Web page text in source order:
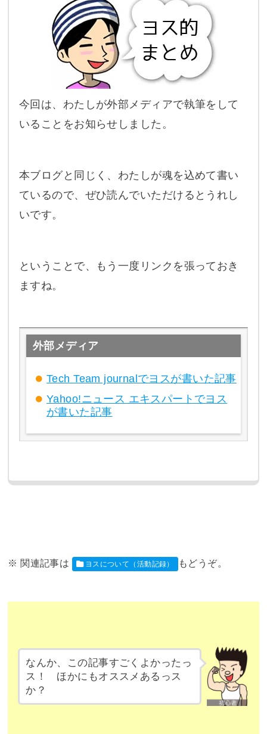
今回は、わたしが外部メディアで執筆をして
いることをお知らせしました。
本ブログと同じく、わたしが魂を込めて書い
ているので、ぜひ読んでいただけるとうれし
いです。
ということで、もう一度リンクを張っておき
ますね。
外部メディア
Tech Team journalでヨスが書いた記事
Yahoo!ニュース エキスパートでヨス
が書いた記事
ヨスについて（活動記録）
なんか、この記事すごくよかったっ
ス！ ほかにもオススメあるっス
か？